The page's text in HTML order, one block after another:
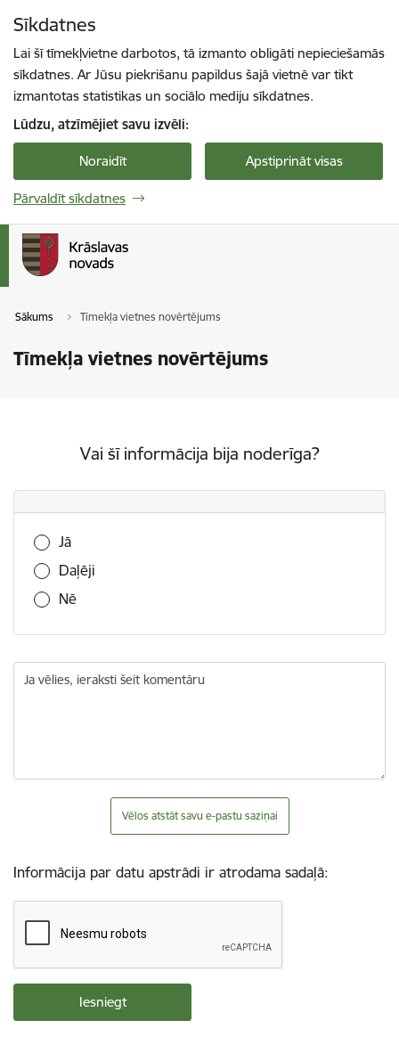
Sīkdatnes
Lai šī tīmekļvietne darbotos, tā izmanto obligāti nepieciešamās
sīkdatnes. Ar Jūsu piekrišanu papildus šajā vietnē var tikt
izmantotas statistikas un sociālo mediju sīkdatnes.
Lūdzu, atzīmējiet savu izvēli:
Noraidīt Apstiprināt visas
Pārvaldīt sīkdatnes
Sākums Tīmekļa vietnes novērtējums
Tīmekļa vietnes novērtējums
Vai šī informācija bija noderīga?
Vai šī informācija bija noderīga?
Jā
Daļēji
Nē
Ja vēlies, ieraksti šeit komentāru
Vēlos atstāt savu e-pastu saziņai
Informācija par datu apstrādi ir atrodama sadaļā: